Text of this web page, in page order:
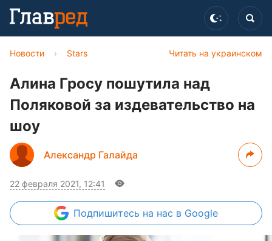
Читать на украинском
Новости › Stars
Алина Гросу пошутила над
Поляковой за издевательство на
шоу
Александр Галайда
22 февраля 2021, 12:41
Подпишитесь на нас в Google